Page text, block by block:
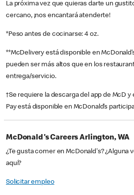
La próxima vez que quieras darte un
cercano, ¡nos encantará atenderte!
*Peso antes de cocinarse: 4 oz.
**McDelivery está disponible en
pueden ser más altos que en los
entrega/servicio.
†Se requiere la descarga del app de McD
Pay está disponible en McDonald’s
McDonald's Careers Arlington, WA
¿Te gusta comer en McDonald's? ¿Alguna
aquí?
Solicitar empleo